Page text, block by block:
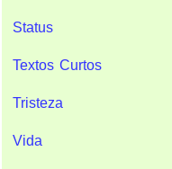
Status
Textos Curtos
Tristeza
Vida